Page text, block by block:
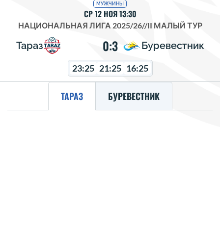
МУЖЧИНЫ
СР 12 НОЯ 13:30
НАЦИОНАЛЬНАЯ ЛИГА 2025/26//II МАЛЫЙ ТУР
Тараз 0:3 Буревестник
23:25 21:25 16:25
ТАРАЗ БУРЕВЕСТНИК